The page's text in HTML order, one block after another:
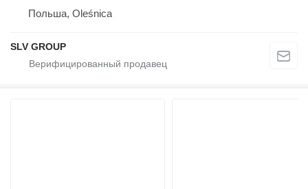
Польша, Oleśnica
SLV GROUP